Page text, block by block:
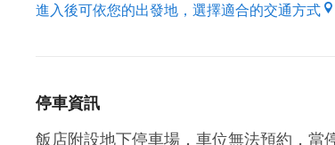
進入後可依您的出發地，選擇適合的交通方式
停車資訊
飯店附設地下停車場，車位無法預約，當